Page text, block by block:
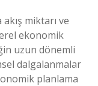
akış miktarı ve
ekonomik
uzun dönemli
dalgalanmalar
planlama